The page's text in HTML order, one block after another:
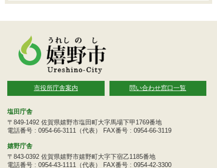
市役所庁舎案内 問い合わせ窓口一覧
塩田庁舎
〒849-1492 佐賀県嬉野市塩田町大字馬場下甲1769番地
電話番号 : 0954-66-3111（代表） FAX番号 : 0954-66-3119
嬉野庁舎
〒843-0392 佐賀県嬉野市嬉野町大字下宿乙1185番地
電話番号 : 0954-43-1111（代表） FAX番号 : 0954-42-3300